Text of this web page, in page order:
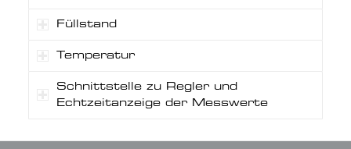
Füllstand
Temperatur
Schnittstelle zu Regler und
Echtzeitanzeige der Messwerte